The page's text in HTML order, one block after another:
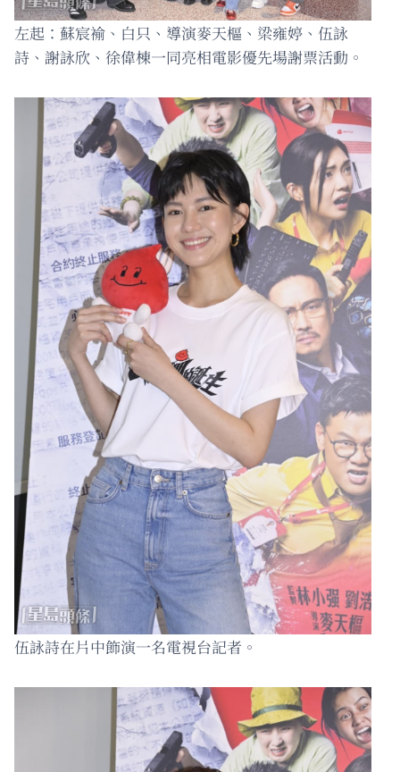
左起：蘇宸褕、白只、導演麥天樞、梁雍婷、伍詠
詩、謝詠欣、徐偉棟一同亮相電影優先場謝票活動。
伍詠詩在片中飾演一名電視台記者。